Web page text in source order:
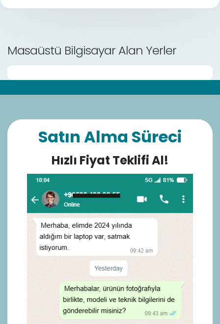
Masaüstü Bilgisayar Alan Yerler
Satın Alma Süreci
Hızlı Fiyat Teklifi Al!